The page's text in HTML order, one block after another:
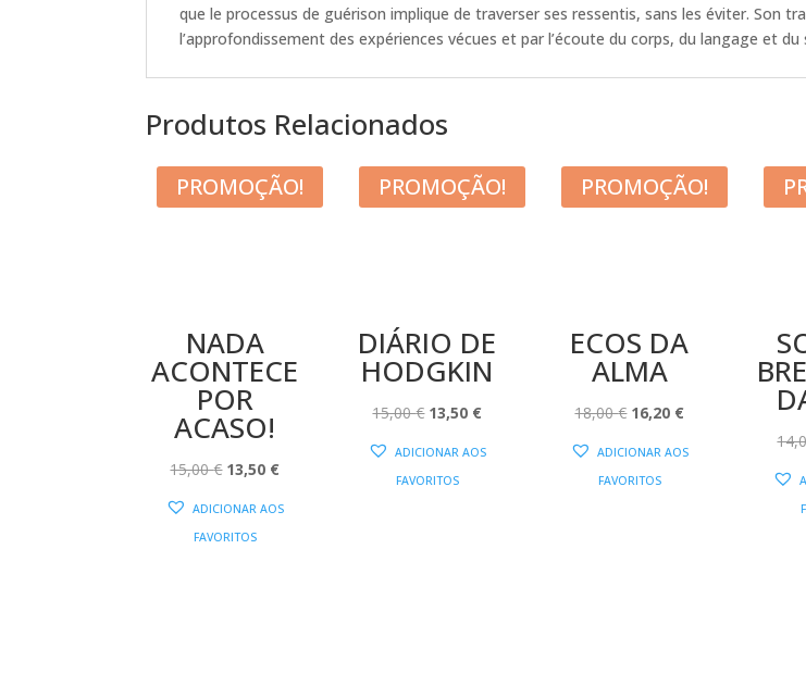
que le processus de guérison implique de traverser ses ressentis, sans les éviter. Son
l’approfondissement des expériences vécues et par l’écoute du corps, du langage et du
Produtos Relacionados
PROMOÇÃO!
NADA
ACONTECE
POR
ACASO!
15,00€ O
13,50 €O
ADICIONAR AOS
FAVORITOS
PROMOÇÃO!
DIÁRIO DE
HODGKIN
15,00€ O
13,50 €O
ADICIONAR AOS
FAVORITOS
PROMOÇÃO!
ECOS DA
ALMA
18,00€ O
16,20 €O
ADICIONAR AOS
FAVORITOS